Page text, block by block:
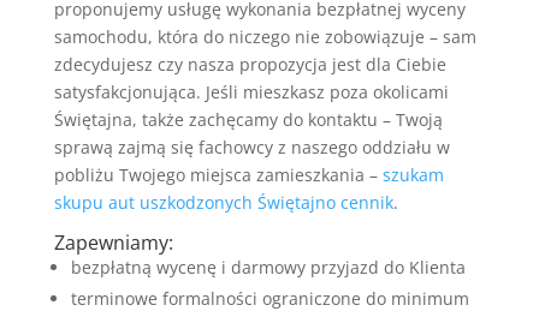
proponujemy usługę wykonania bezpłatnej wyceny
samochodu, która do niczego nie zobowiązuje – sam
zdecydujesz czy nasza propozycja jest dla Ciebie
satysfakcjonująca. Jeśli mieszkasz poza okolicami
Świętajna, także zachęcamy do kontaktu – Twoją
sprawą zajmą się fachowcy z naszego oddziału w
pobliżu Twojego miejsca zamieszkania – szukam
skupu aut uszkodzonych Świętajno cennik.
Zapewniamy:
bezpłatną wycenę i darmowy przyjazd do Klienta
terminowe formalności ograniczone do minimum